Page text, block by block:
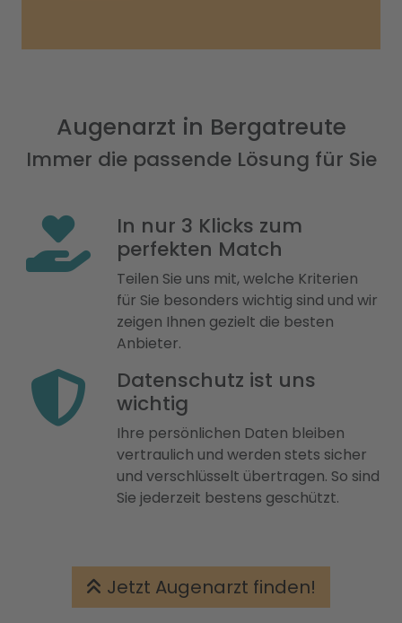
Augenarzt in Bergatreute
Immer die passende Lösung für Sie
In nur 3 Klicks zum
perfekten Match
Teilen Sie uns mit, welche Kriterien
für Sie besonders wichtig sind und wir
zeigen Ihnen gezielt die besten
Anbieter.
Datenschutz ist uns
wichtig
Ihre persönlichen Daten bleiben
vertraulich und werden stets sicher
und verschlüsselt übertragen. So sind
Sie jederzeit bestens geschützt.
Jetzt Augenarzt finden!